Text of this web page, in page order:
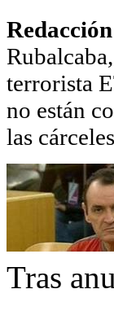
terrorista
no están
las
Tras